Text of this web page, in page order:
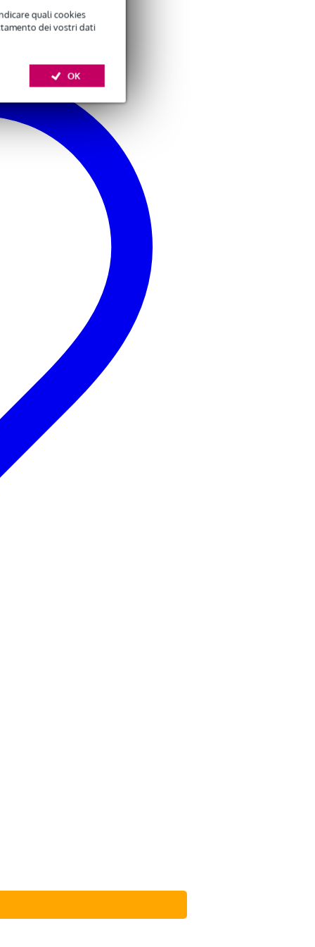
quali cookies
dei vostri dati
OK
pipa 5,5 m
Aggiungi
avvolgicorde
1,95 €